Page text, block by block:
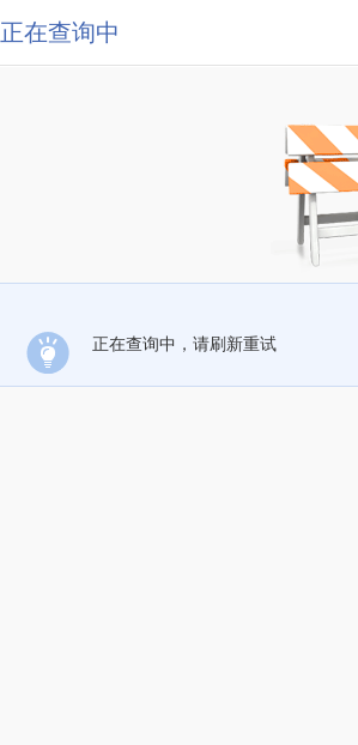
正在查询中
正在查询中，请刷新重试